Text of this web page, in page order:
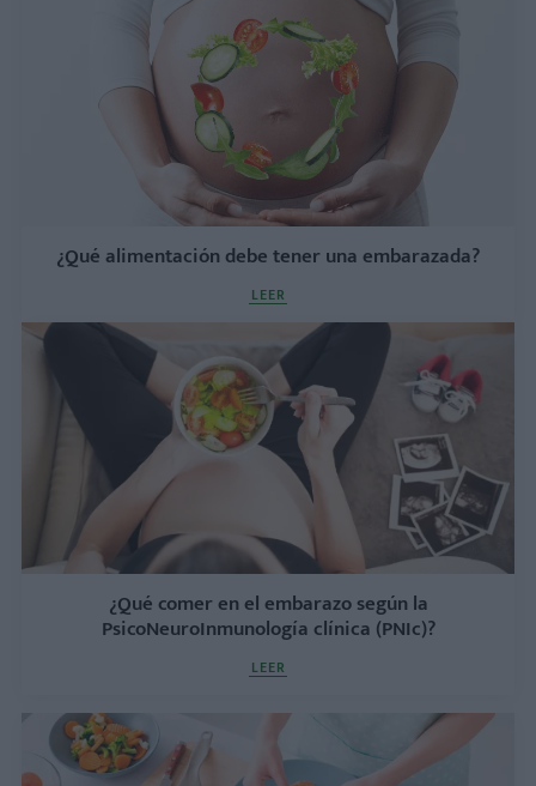
¿Qué alimentación debe tener una embarazada?
LEER
¿Qué comer en el embarazo según la
PsicoNeuroInmunología clínica (PNIc)?
LEER